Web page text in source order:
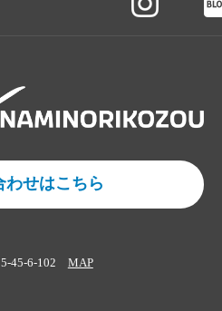
わせはこちら
5-45-6-102 MAP